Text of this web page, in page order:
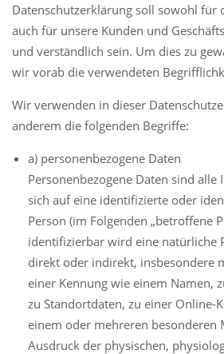
Datenschutzerklärung soll sowohl für
auch für unsere Kunden und
und verständlich sein. Um dies zu
wir vorab die verwendeten
Wir verwenden in dieser
anderem die folgenden Begriffe:
a) personenbezogene Daten
Personenbezogene Daten sind
sich auf eine identifizierte oder
Person (im Folgenden „betroffene
identifizierbar wird eine natürliche
direkt oder indirekt, insbesondere
einer Kennung wie einem Namen,
zu Standortdaten, zu einer Online-
einem oder mehreren besonderen
Ausdruck der physischen,